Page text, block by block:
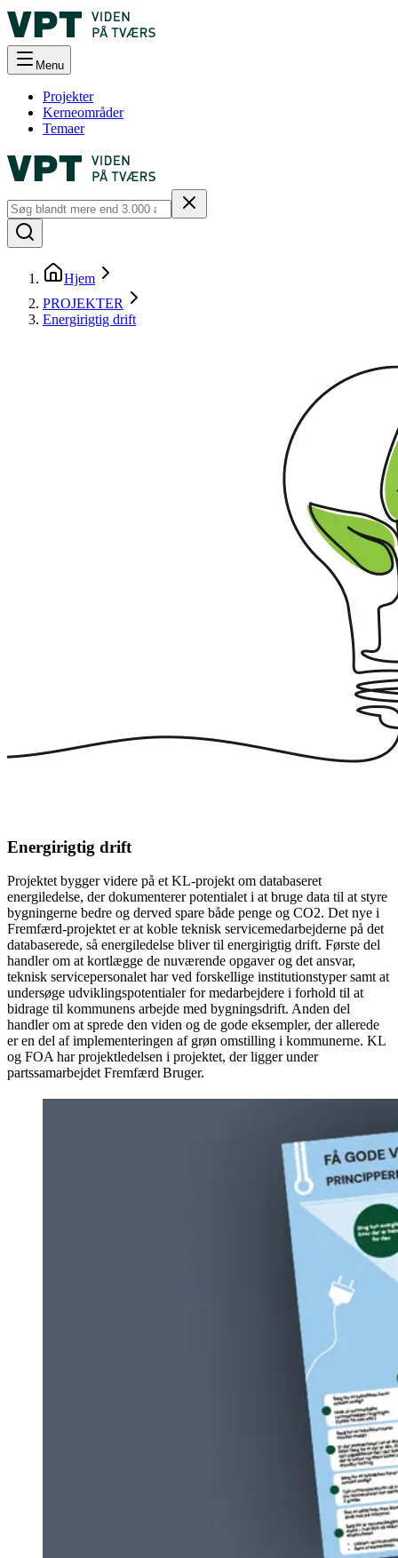
Menu
Projekter
Kerneområder
Temaer
Hjem
PROJEKTER
Energirigtig drift
Energirigtig drift
Projektet bygger videre på et KL-projekt om databaseret
energiledelse, der dokumenterer potentialet i at bruge data til at styre
bygningerne bedre og derved spare både penge og CO2. Det nye i
Fremfærd-projektet er at koble teknisk servicemedarbejderne på det
databaserede, så energiledelse bliver til energirigtig drift. Første del
handler om at kortlægge de nuværende opgaver og det ansvar,
teknisk servicepersonalet har ved forskellige institutionstyper samt at
undersøge udviklingspotentialer for medarbejdere i forhold til at
bidrage til kommunens arbejde med bygningsdrift. Anden del
handler om at sprede den viden og de gode eksempler, der allerede
er en del af implementeringen af grøn omstilling i kommunerne. KL
og FOA har projektledelsen i projektet, der ligger under
partssamarbejdet Fremfærd Bruger.